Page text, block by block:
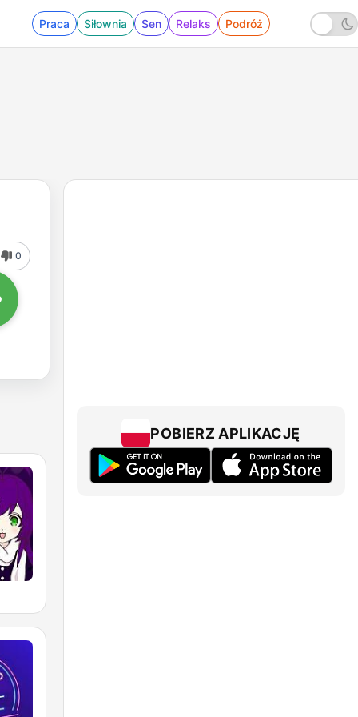
Praca Siłownia Sen Relaks Podróż
0
POBIERZ APLIKACJĘ